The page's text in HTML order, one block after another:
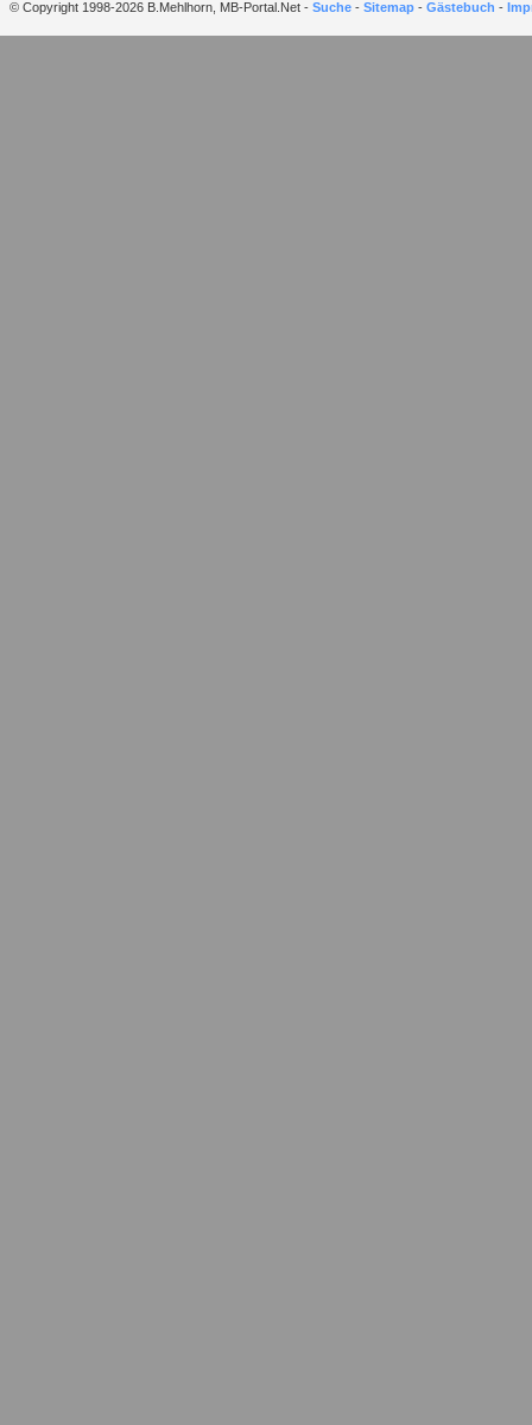
© Copyright 1998-2026 B.Mehlhorn, MB-Portal.Net - Suche - Sitemap - Gästebuch -